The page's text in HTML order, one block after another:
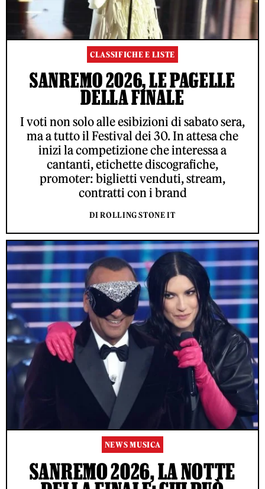
CLASSIFICHE E LISTE
SANREMO 2026, LE PAGELLE
DELLA FINALE
I voti non solo alle esibizioni di sabato sera,
ma a tutto il Festival dei 30. In attesa che
inizi la competizione che interessa a
cantanti, etichette discografiche,
promoter: biglietti venduti, stream,
contratti con i brand
DI ROLLING STONE IT
NEWS MUSICA
SANREMO 2026, LA NOTTE